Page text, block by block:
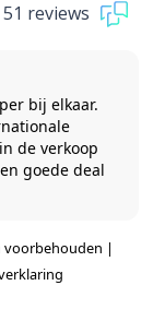
51 reviews
bij elkaar.
de verkoop
goede deal
voorbehouden |